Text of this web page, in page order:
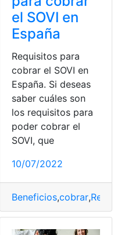
,Requisitos
el SOVI en
España
Requisitos para
cobrar el SOVI en
España. Si deseas
saber cuáles son
los requisitos para
poder cobrar el
SOVI, que
10/07/2022
Beneficios,cobrar,